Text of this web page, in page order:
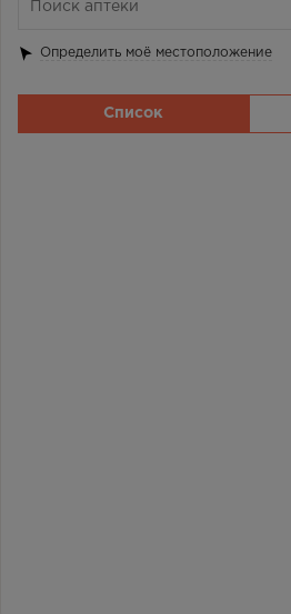
Определить моё местоположение
Список